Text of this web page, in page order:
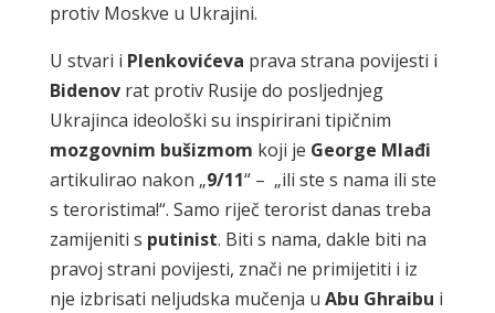
protiv Moskve u Ukrajini.
U stvari i Plenkovićeva prava strana povijesti i
Bidenovrat protiv Rusije do posljednjeg
Ukrajinca ideološki su inspirirani tipičnim
mozgovnim bušizmom koji je George Mlađi
artikulirao nakon „9/11“ – „ili ste s nama ili ste
s teroristima!“. Samo riječ terorist danas treba
zamijeniti s putinist. Biti s nama, dakle biti na
pravoj strani povijesti, znači ne primijetiti i iz
nje izbrisati neljudska mučenja u Abu Ghraibu i